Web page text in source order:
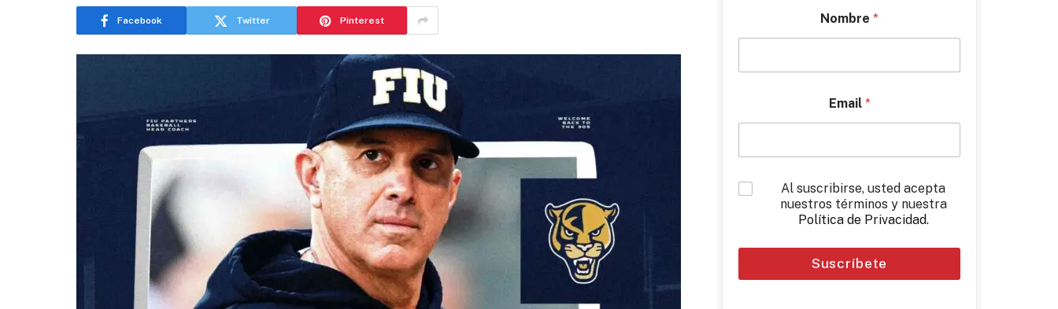
Facebook Twitter Pinterest Nombre *
Email *
*
Al suscribirse, usted acepta
nuestros términos y nuestra
Política de Privacidad.
Suscríbete